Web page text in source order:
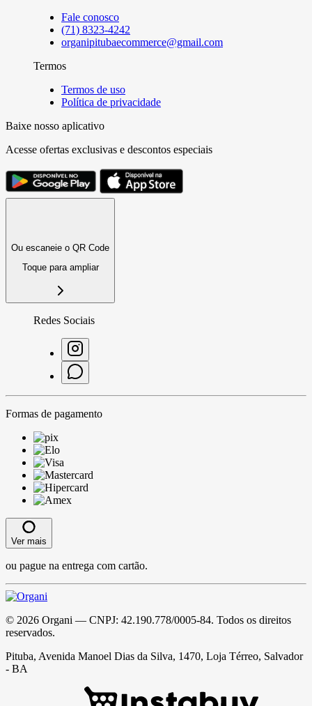
Fale conosco
(71) 8323-4242
organipitubaecommerce@gmail.com
Termos
Termos de uso
Política de privacidade
Baixe nosso aplicativo
Acesse ofertas exclusivas e descontos especiais
Ou escaneie o QR Code
Toque para ampliar
Redes Sociais
Formas de pagamento
Ver mais
ou pague na entrega com cartão.
© 2026 Organi — CNPJ: 42.190.778/0005-84. Todos os direitos
reservados.
Pituba, Avenida Manoel Dias da Silva, 1470, Loja Térreo, Salvador
- BA